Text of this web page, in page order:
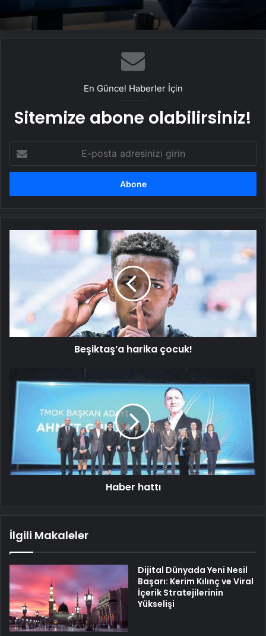
En Güncel Haberler İçin
Sitemize abone olabilirsiniz!
posta
adresinizi
Beşiktaş’a harika çocuk!
hattı
Haber hattı
İlgili Makaleler
Dijital Dünyada Yeni Nesil
Başarı: Kerim Kılınç ve Viral
İçerik Stratejilerinin
Yükselişi